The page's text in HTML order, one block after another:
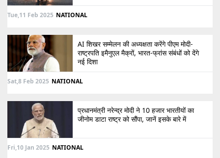
Tue,11 Feb 2025 NATIONAL
AI शिखर सम्मेलन की अध्यक्षता करेंगे पीएम मोदी-
राष्ट्रपति इमैनुएल मैक्रों, भारत-फ्रांस संबंधों को देंगे
नई दिशा
Sat,8 Feb 2025 NATIONAL
प्रधानमंत्री नरेन्द्र मोदी ने 10 हजार भारतीयों का
जीनोम डाटा राष्ट्र को सौंपा, जानें इसके बारे में
Fri,10 Jan 2025 NATIONAL